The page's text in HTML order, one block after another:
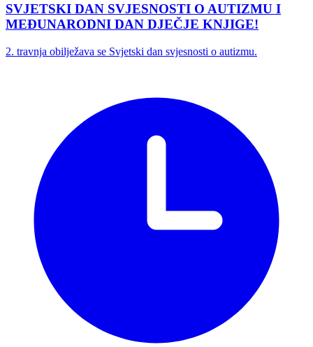
SVJETSKI DAN SVJESNOSTI O AUTIZMU I
MEĐUNARODNI DAN DJEČJE KNJIGE!
2. travnja obilježava se Svjetski dan svjesnosti o autizmu.